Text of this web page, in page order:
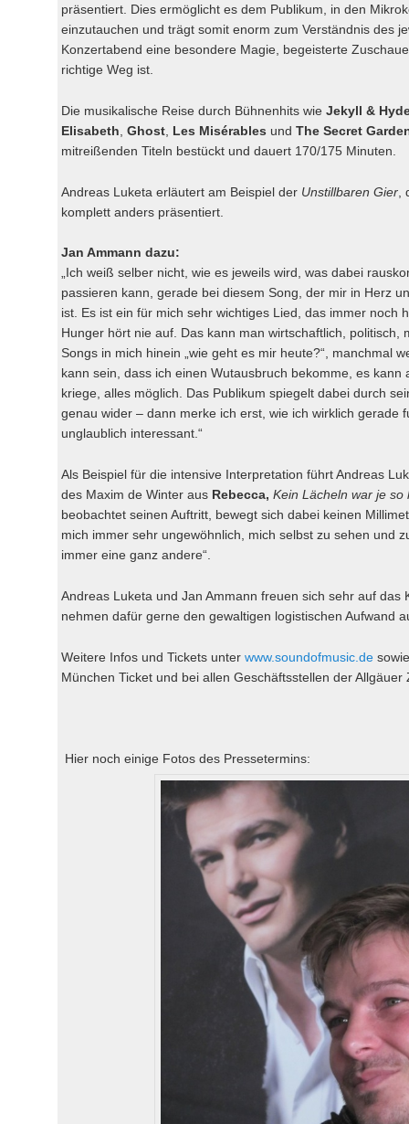
präsentiert. Dies ermöglicht es dem Publikum, in den
einzutauchen und trägt somit enorm zum Verständnis des
Konzertabend eine besondere Magie, begeisterte
richtige Weg ist.
Die musikalische Reise durch Bühnenhits wie Jekyll &
Elisabeth Ghost, Les Misérables und The Secret
mitreißenden Titeln bestückt und dauert 170/175 Minuten.
Andreas Luketa erläutert am Beispiel der Unstillbaren Gier,
komplett anders präsentiert.
Jan Ammann dazu:
„Ich weiß selber nicht, wie es jeweils wird, was dabei
passieren kann, gerade bei diesem Song, der mir in Herz
ist. Es ist ein für mich sehr wichtiges Lied, das immer noch
Hunger hört nie auf. Das kann man wirtschaftlich, politisch,
Songs in mich hinein „wie geht es mir heute?“, manchmal
kann sein, dass ich einen Wutausbruch bekomme, es
kriege, alles möglich. Das Publikum spiegelt dabei durch
genau wider – dann merke ich erst, wie ich wirklich gerade
unglaublich interessant.“
Als Beispiel für die intensive Interpretation führt Andreas
des Maxim de Winter aus Rebecca, Kein Lächeln war je so
beobachtet seinen Auftritt, bewegt sich dabei keinen
mich immer sehr ungewöhnlich, mich selbst zu sehen und
immer eine ganz andere“.
Andreas Luketa und Jan Ammann freuen sich sehr auf
nehmen dafür gerne den gewaltigen logistischen Aufwand
Weitere Infos und Tickets unter www.soundofmusic.de
München Ticket und bei allen Geschäftsstellen der Allgäuer
Hier noch einige Fotos des Pressetermins: